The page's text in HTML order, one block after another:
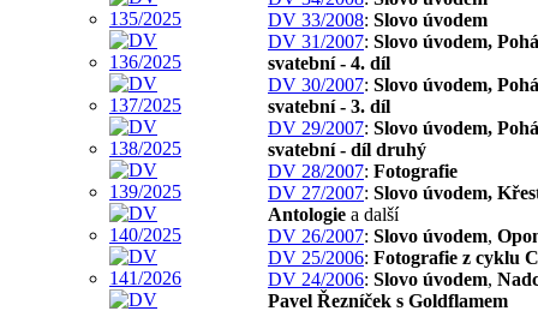
DV 33/2008: Slovo úvodem
DV 31/2007: Slovo úvodem,
svatební - 4. díl
DV 30/2007: Slovo úvodem,
svatební - 3. díl
DV 29/2007: Slovo úvodem,
svatební - díl druhý
DV 28/2007: Fotografie
DV 27/2007: Slovo úvodem,
Antologie a další
DV 26/2007: Slovo úvodem,
DV 25/2006: Fotografie z cyklu
DV 24/2006: Slovo úvodem,
Pavel Řezníček s Goldflamem